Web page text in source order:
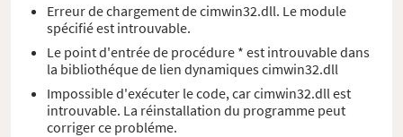
Erreur de chargement de cimwin32.dll. Le module
spécifié est introuvable.
Le point d'entrée de procédure * est introuvable dans
la bibliothéque de lien dynamiques cimwin32.dll
Impossible d'exécuter le code, car cimwin32.dll est
introuvable. La réinstallation du programme peut
corriger ce probléme.